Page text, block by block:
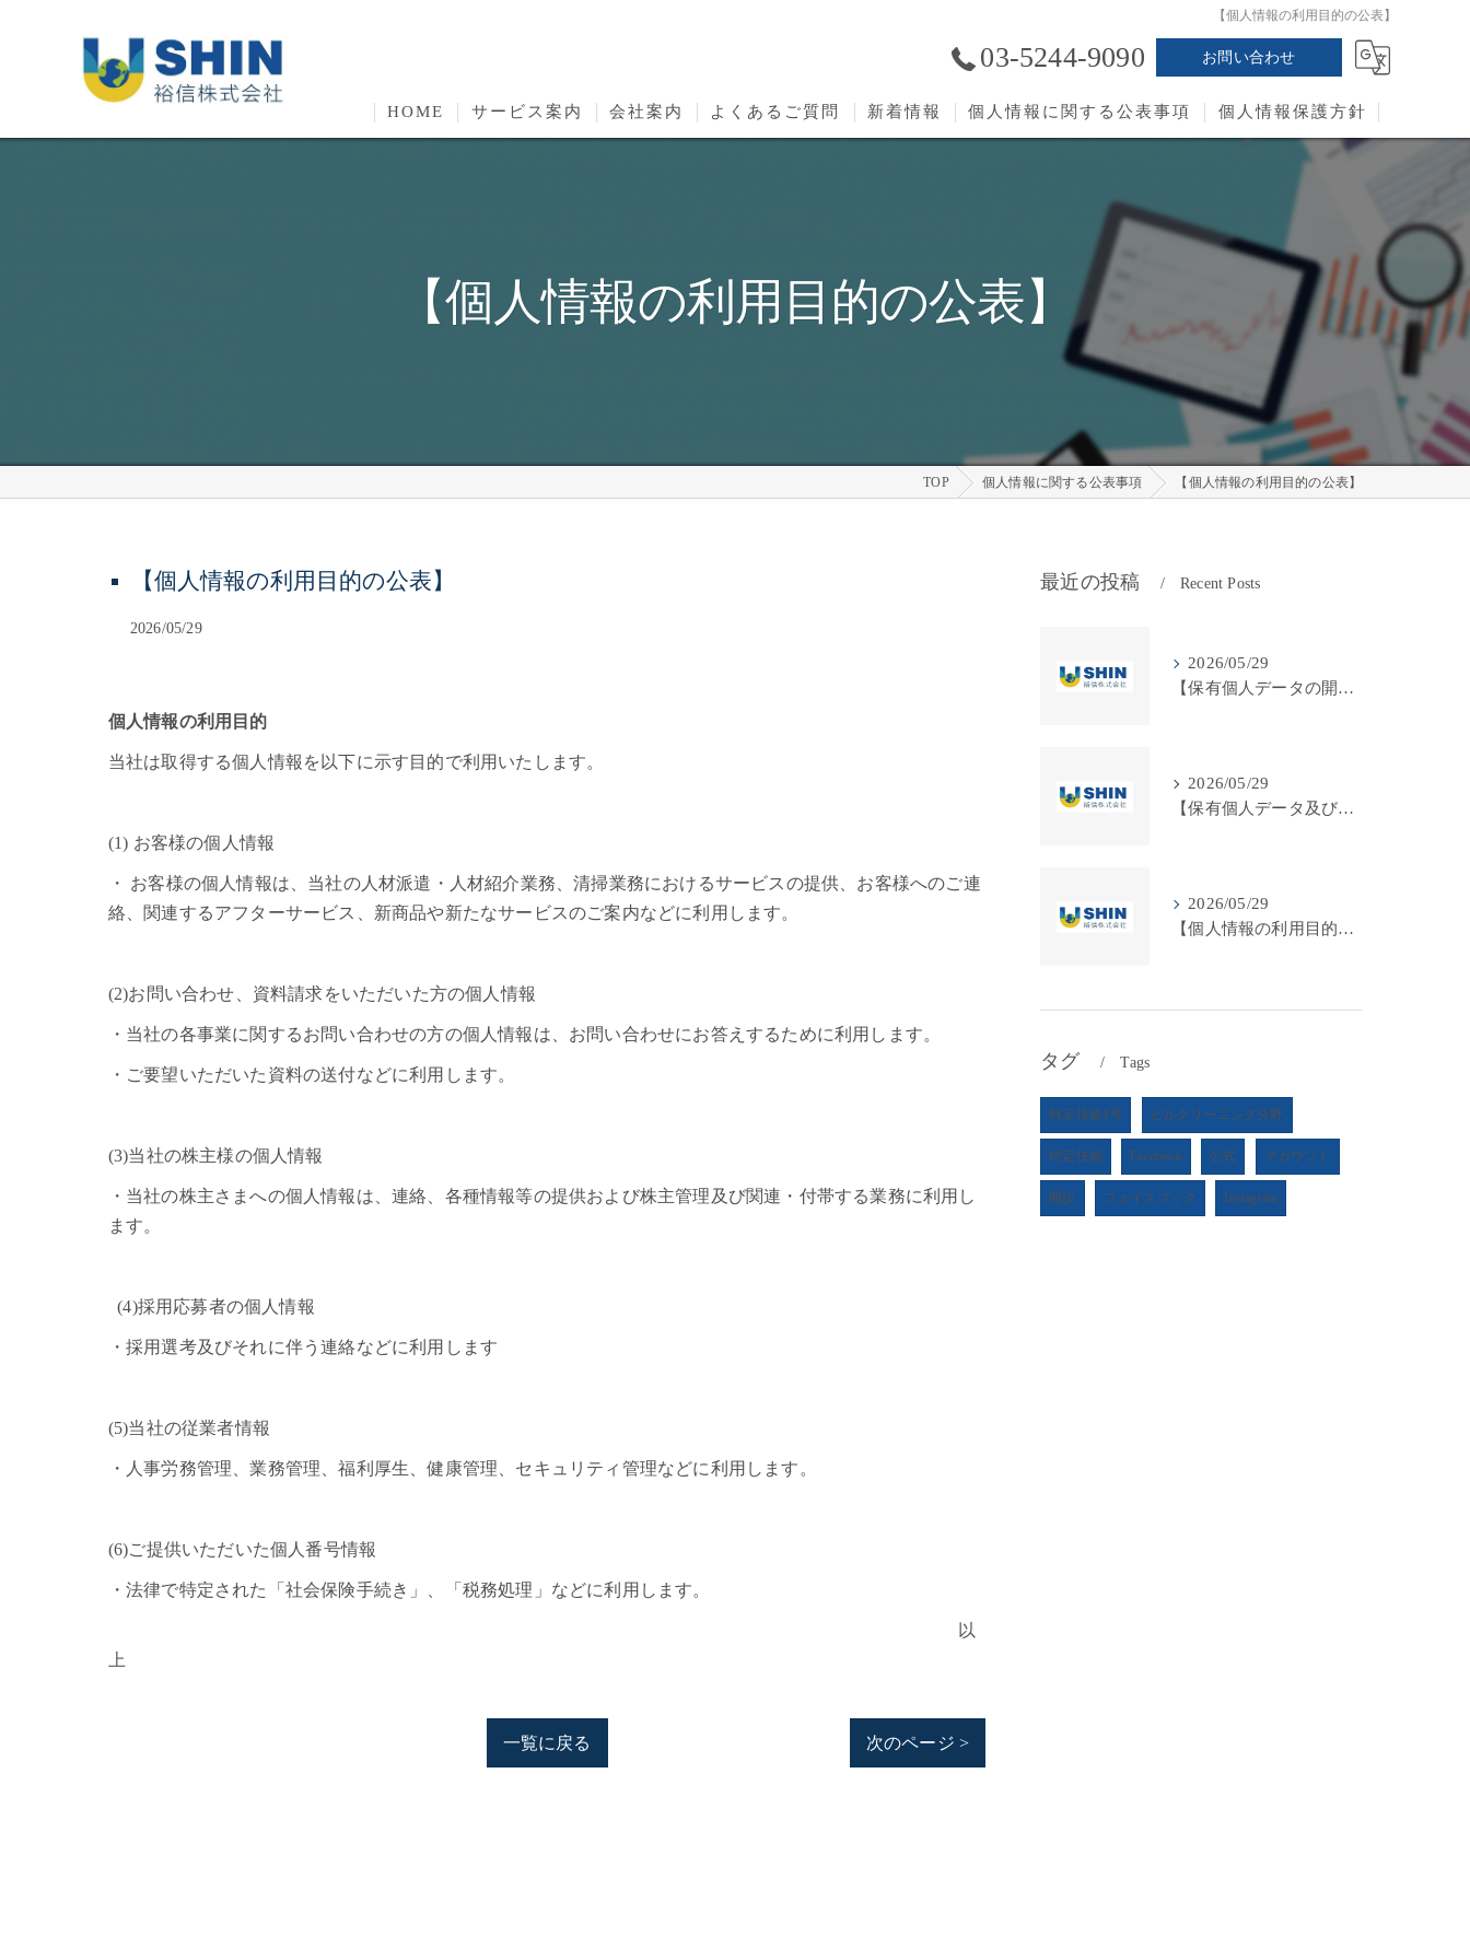
【個人情報の利用目的の公表】
03-5244-9090 お問い合わせ
HOME サービス案内
清掃事業
会社案内 よくあるご質問 新着情報 個人情報に関する公表事項 個人情報保護方針
【個人情報の利用目的の公表】
TOP 個人情報に関する公表事項 【個人情報の利用目的の公表】
【個人情報の利用目的の公表】
2026/05/29
個人情報の利用目的
当社は取得する個人情報を以下に示す目的で利用いたします。
(1) お客様の個人情報
・ お客様の個人情報は、当社の人材派遣・人材紹介業務、清掃業務におけるサービスの提供、お客様へのご連
絡、関連するアフターサービス、新商品や新たなサービスのご案内などに利用します。
(2)お問い合わせ、資料請求をいただいた方の個人情報
・当社の各事業に関するお問い合わせの方の個人情報は、お問い合わせにお答えするために利用します。
・ご要望いただいた資料の送付などに利用します。
(3)当社の株主様の個人情報
・当社の株主さまへの個人情報は、連絡、各種情報等の提供および株主管理及び関連・付帯する業務に利用し
ます。
(4)採用応募者の個人情報
・採用選考及びそれに伴う連絡などに利用します
(5)当社の従業者情報
・人事労務管理、業務管理、福利厚生、健康管理、セキュリティ管理などに利用します。
(6)ご提供いただいた個人番号情報
・法律で特定された「社会保険手続き」、「税務処理」などに利用します。
以
上
一覧に戻る 次のページ >
最近の投稿 Recent Posts
2026/05/29
【保有個人データの開示等に関する手続き】
2026/05/29
【保有個人データ及び第三者提供記録に関する事項の周知について】
2026/05/29
【個人情報の利用目的の公表】
タグ Tags
特定技能1号 ビルクリーニング分野
特定技能 Facebook 公式 アカウント
開設 フェイスブック Instagram